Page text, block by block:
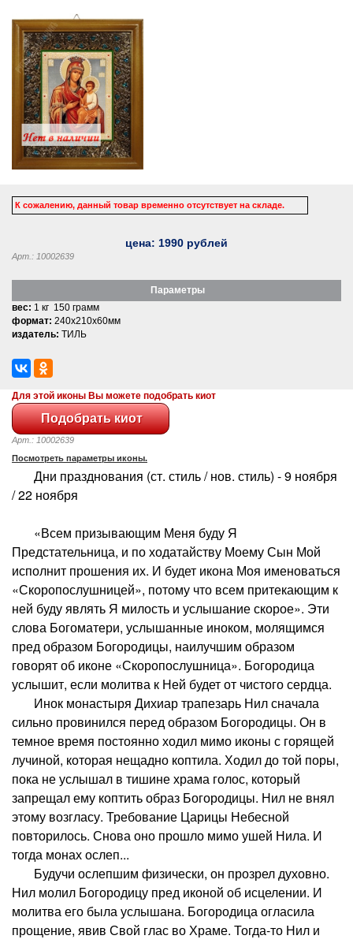
К сожалению, данный товар временно отсутствует на складе.
цена: 1990 рублей
Арт.: 10002639
Параметры
вес: 1 кг 150 грамм
формат: 240x210x60мм
издатель: ТИЛЬ
Для этой иконы Вы можете подобрать киот
Арт.: 10002639
Посмотреть параметры иконы.
Дни празднования (ст. стиль / нов. стиль) - 9 ноября
/ 22 ноября
«Всем призывающим Меня буду Я
Предстательница, и по ходатайству Моему Сын Мой
исполнит прошения их. И будет икона Моя именоваться
«Скоропослушницей», потому что всем притекающим к
ней буду являть Я милость и услышание скорое». Эти
слова Богоматери, услышанные иноком, молящимся
пред образом Богородицы, наилучшим образом
говорят об иконе «Скоропослушница». Богородица
услышит, если молитва к Ней будет от чистого сердца.
Инок монастыря Дихиар трапезарь Нил сначала
сильно провинился перед образом Богородицы. Он в
темное время постоянно ходил мимо иконы с горящей
лучиной, которая нещадно коптила. Ходил до той поры,
пока не услышал в тишине храма голос, который
запрещал ему коптить образ Богородицы. Нил не внял
этому возгласу. Требование Царицы Небесной
повторилось. Снова оно прошло мимо ушей Нила. И
тогда монах ослеп...
Будучи ослепшим физически, он прозрел духовно.
Нил молил Богородицу пред иконой об исцелении. И
молитва его была услышана. Богородица огласила
прощение, явив Свой глас во Храме. Тогда-то Нил и